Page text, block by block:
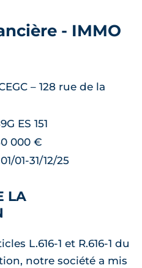
- IMMO
– 128 rue de la
ES 151
000 €
01-31/12/25
LA
L.616-1 et R.616-1 du
notre société a mis